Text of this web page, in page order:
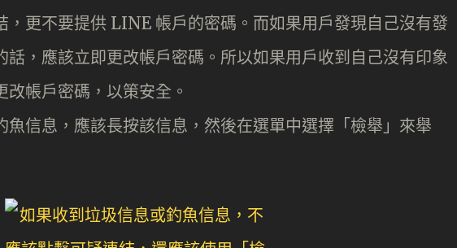
，更不要提供 LINE 帳戶的密碼。而如果用戶發現自己沒有發
話，應該立即更改帳戶密碼。所以如果用戶收到自己沒有印象
帳戶密碼，以策安全。
魚信息，應該長按該信息，然後在選單中選擇「檢舉」來舉